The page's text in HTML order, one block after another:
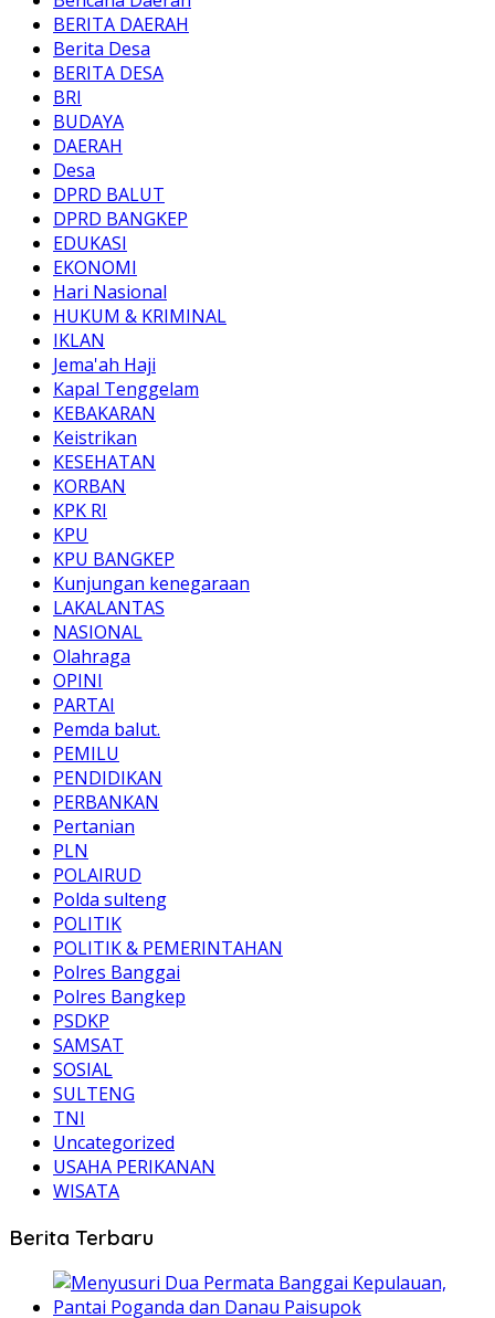
BERITA DAERAH
Berita Desa
BERITA DESA
BRI
BUDAYA
DAERAH
Desa
DPRD BALUT
DPRD BANGKEP
EDUKASI
EKONOMI
Hari Nasional
HUKUM & KRIMINAL
IKLAN
Jema'ah Haji
Kapal Tenggelam
KEBAKARAN
Keistrikan
KESEHATAN
KORBAN
KPK RI
KPU
KPU BANGKEP
Kunjungan kenegaraan
LAKALANTAS
NASIONAL
Olahraga
OPINI
PARTAI
Pemda balut.
PEMILU
PENDIDIKAN
PERBANKAN
Pertanian
PLN
POLAIRUD
Polda sulteng
POLITIK
POLITIK & PEMERINTAHAN
Polres Banggai
Polres Bangkep
PSDKP
SAMSAT
SOSIAL
SULTENG
TNI
Uncategorized
USAHA PERIKANAN
WISATA
Berita Terbaru